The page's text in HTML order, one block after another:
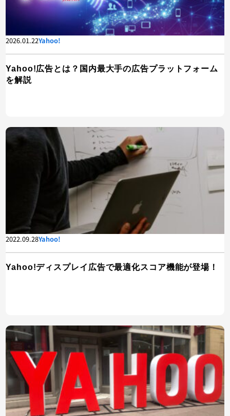
2026.01.22Yahoo!
Yahoo!広告とは？国内最大手の広告プラットフォーム
を解説
2022.09.28Yahoo!
Yahoo!ディスプレイ広告で最適化スコア機能が登場！